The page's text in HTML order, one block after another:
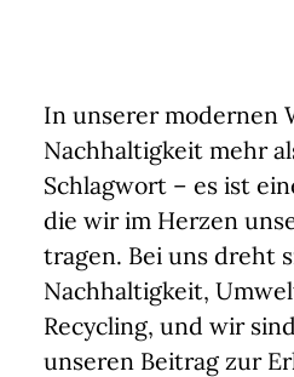
In unserer modernen
Nachhaltigkeit mehr
Schlagwort – es ist
die wir im Herzen
tragen. Bei uns dreht
Nachhaltigkeit,
Recycling, und wir
unseren Beitrag zur